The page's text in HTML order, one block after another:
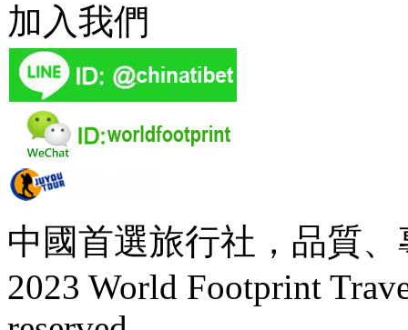
加入我們
中國首選旅行社，品質
2023 World Footprint